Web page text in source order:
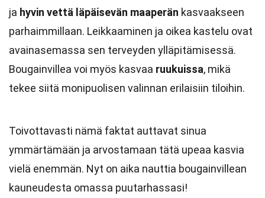
ja hyvin vettä läpäisevän maaperän kasvaakseen
parhaimmillaan. Leikkaaminen ja oikea kastelu ovat
avainasemassa sen terveyden ylläpitämisessä.
Bougainvillea voi myös kasvaa ruukuissa, mikä
tekee siitä monipuolisen valinnan erilaisiin tiloihin.
Toivottavasti nämä faktat auttavat sinua
ymmärtämään ja arvostamaan tätä upeaa kasvia
vielä enemmän. Nyt on aika nauttia bougainvillean
kauneudesta omassa puutarhassasi!